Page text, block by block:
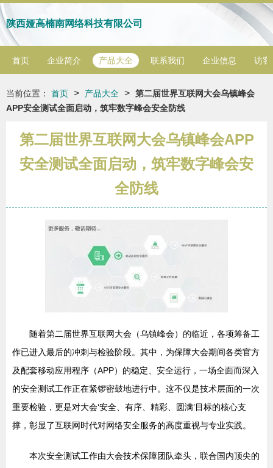
陕西娅高楠南网络科技有限公司
首页 企业简介 产品大全 联系我们 企业信息 访客
当前位置： 首页 > 产品大全 > 第二届世界互联网大会乌镇峰会
APP安全测试全面启动，筑牢数字峰会安全防线
第二届世界互联网大会乌镇峰会APP
安全测试全面启动，筑牢数字峰会安
全防线
随着第二届世界互联网大会（乌镇峰会）的临近，各项筹备工
作已进入最后的冲刺与检验阶段。其中，为保障大会期间各类官方
及配套移动应用程序（APP）的稳定、安全运行，一场全面而深入
的安全测试工作正在紧锣密鼓地进行中。这不仅是技术层面的一次
重要检验，更是对大会‘安全、有序、精彩、圆满’目标的核心支
撑，彰显了互联网时代对网络安全服务的高度重视与专业实践。
本次安全测试工作由大会技术保障团队牵头，联合国内顶尖的